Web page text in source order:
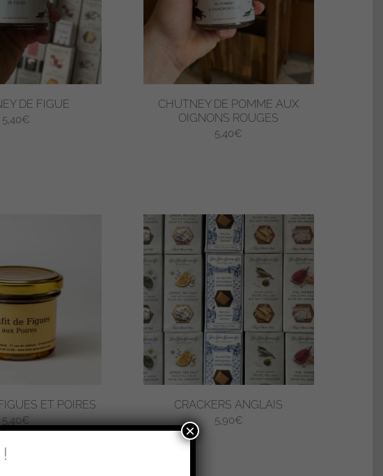
DE FIGUE
5,40€
CHUTNEY DE POMME AUX
OIGNONS ROUGES
5,40€
ET POIRES
5,40€
CRACKERS ANGLAIS
5,90€
×